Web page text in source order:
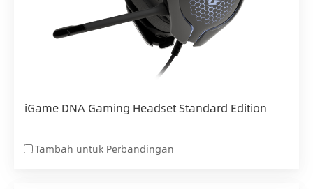
iGame DNA Gaming Headset Standard Edition
Tambah untuk Perbandingan